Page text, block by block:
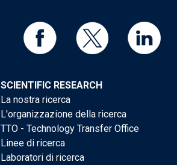
SCIENTIFIC RESEARCH
La nostra ricerca
L'organizzazione della ricerca
TTO - Technology Transfer Office
Linee di ricerca
Laboratori di ricerca